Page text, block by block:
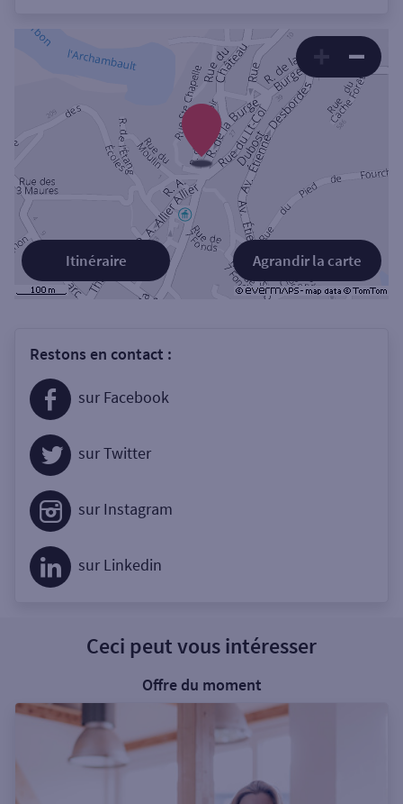
Agrandir la carte
Itinéraire
Restons en contact :
sur Facebook
sur Twitter
sur Instagram
sur Linkedin
Ceci peut vous intéresser
Offre du moment